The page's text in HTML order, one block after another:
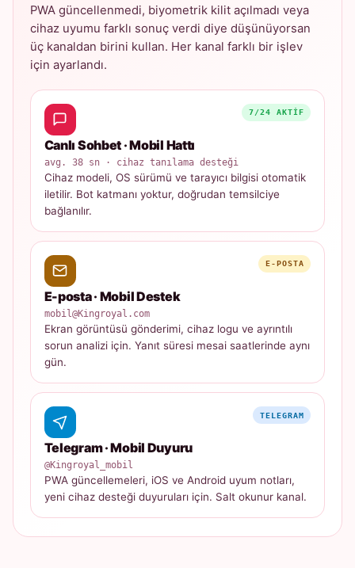
PWA güncellenmedi, biyometrik kilit açılmadı veya
cihaz uyumu farklı sonuç verdi diye düşünüyorsan
üç kanaldan birini kullan. Her kanal farklı bir işlev
için ayarlandı.
7/24 AKTIF
Canlı Sohbet · Mobil Hattı
avg. 38 sn · cihaz tanılama desteği
Cihaz modeli, OS sürümü ve tarayıcı bilgisi otomatik
iletilir. Bot katmanı yoktur, doğrudan temsilciye
bağlanılır.
E-POSTA
E-posta · Mobil Destek
mobil@Kingroyal.com
Ekran görüntüsü gönderimi, cihaz logu ve ayrıntılı
sorun analizi için. Yanıt süresi mesai saatlerinde aynı
gün.
TELEGRAM
Telegram · Mobil Duyuru
@Kingroyal_mobil
PWA güncellemeleri, iOS ve Android uyum notları,
yeni cihaz desteği duyuruları için. Salt okunur kanal.